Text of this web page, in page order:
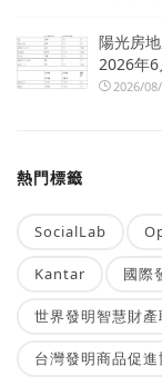
陽光房
2026年
2026/
熱門標籤
SocialLab
Kantar 國際
世界發明智慧財產
台灣發明商品促進